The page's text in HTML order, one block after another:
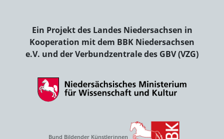
Ein Projekt des Landes Niedersachsen in
Kooperation mit dem BBK Niedersachsen
e.V. und der Verbundzentrale des GBV (VZG)
Bund Bildender Künstlerinnen